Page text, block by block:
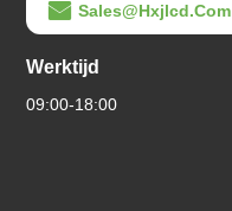
Sales@hxjlcd.com
Werktijd
09:00-18:00